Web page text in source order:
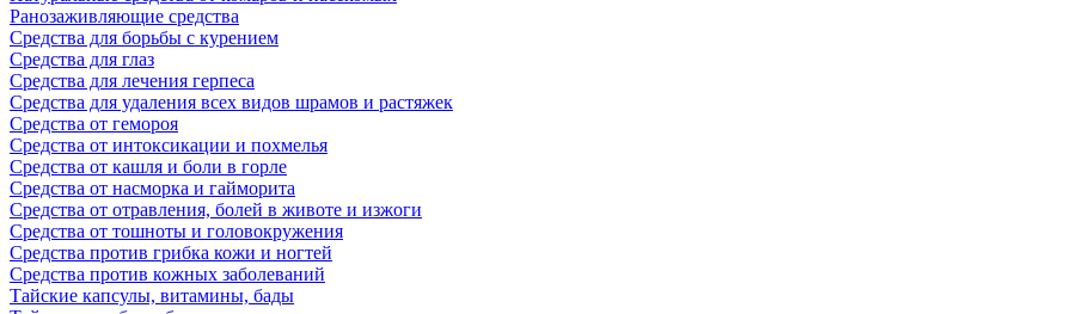
Ранозаживляющие средства
Средства для борьбы с курением
Средства для глаз
Средства для лечения герпеса
Средства для удаления всех видов шрамов и растяжек
Средства от гемороя
Средства от интоксикации и похмелья
Средства от кашля и боли в горле
Средства от насморка и гайморита
Средства от отравления, болей в животе и изжоги
Средства от тошноты и головокружения
Средства против грибка кожи и ногтей
Средства против кожных заболеваний
Тайские капсулы, витамины, бады